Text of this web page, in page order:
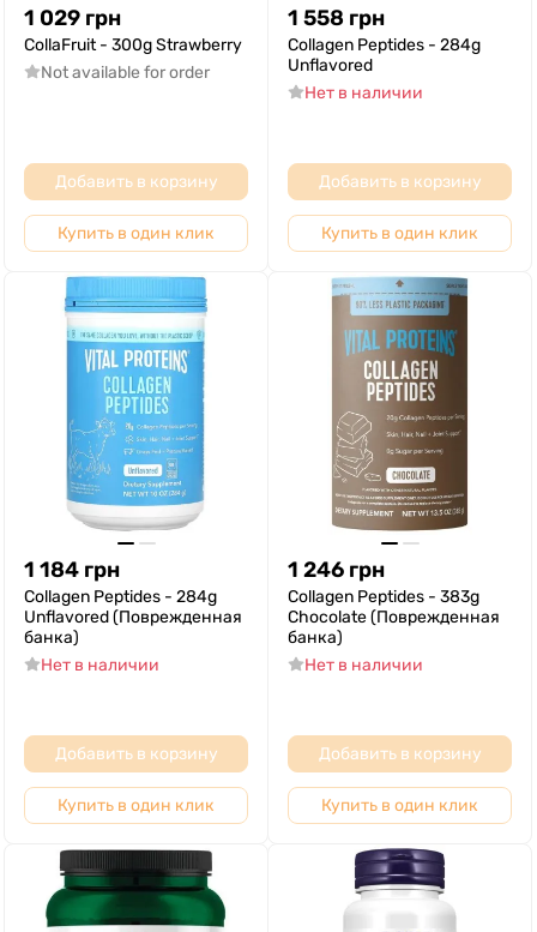
1 029 грн
CollaFruit - 300g Strawberry
Not available for order
Добавить в корзину
Купить в один клик
1 558 грн
Collagen Peptides - 284g
Unflavored
Нет в наличии
Добавить в корзину
Купить в один клик
1 184 грн
Collagen Peptides - 284g
Unflavored (Поврежденная
банка)
Нет в наличии
Добавить в корзину
Купить в один клик
1 246 грн
Collagen Peptides - 383g
Chocolate (Поврежденная
банка)
Нет в наличии
Добавить в корзину
Купить в один клик